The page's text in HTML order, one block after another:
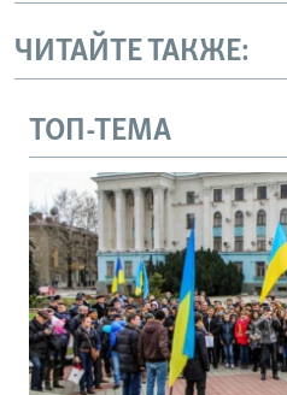
ЧИТАЙТЕ ТАКЖЕ:
ТОП-ТЕМА